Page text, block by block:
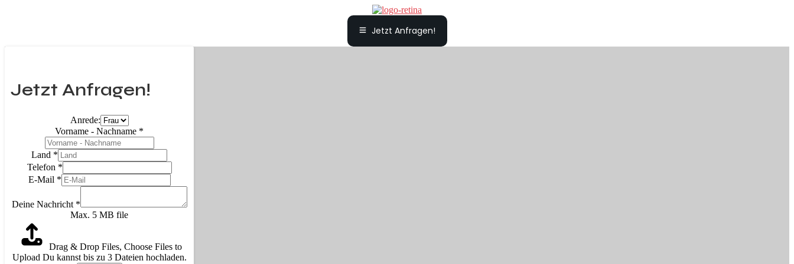
Jetzt Anfragen!
Jetzt Anfragen!
Anrede:
Vorname - Nachname *
Land *
Telefon *
E-Mail *
Deine Nachricht *
Max. 5 MB file
Drag & Drop Files, Choose Files to
Upload Du kannst bis zu 3 Dateien hochladen.